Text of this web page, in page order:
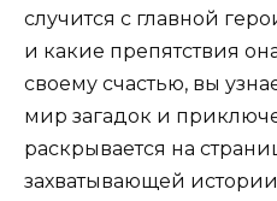
случится с главной
и какие препятствия
своему счастью, вы
мир загадок и
раскрывается на
захватывающей